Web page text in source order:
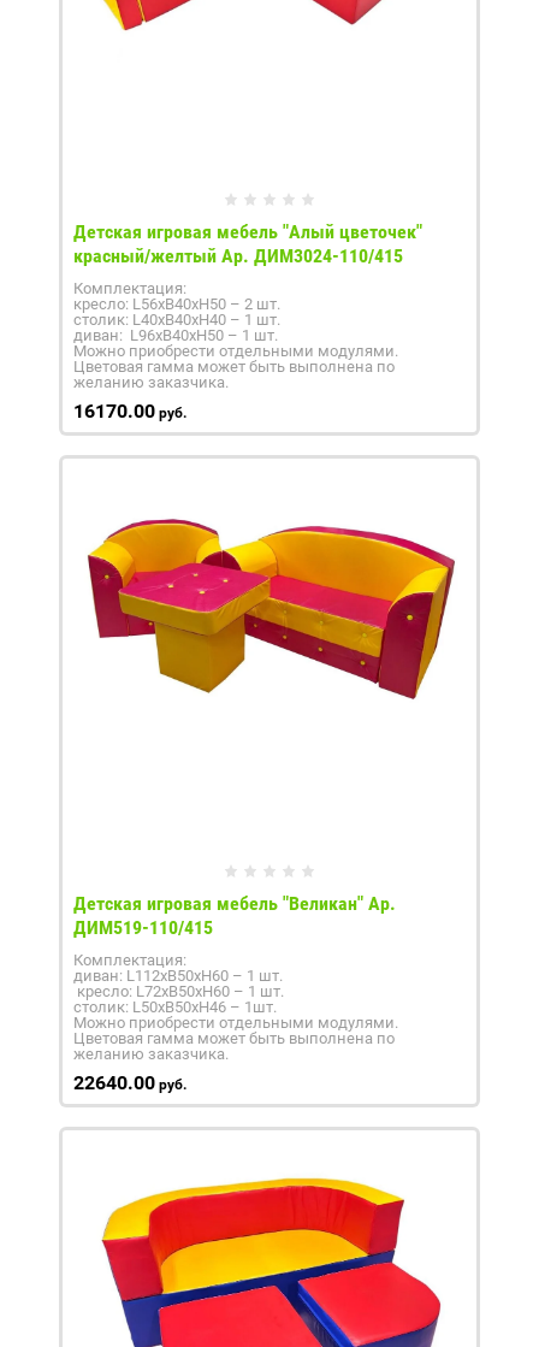
Детская игровая мебель "Алый цветочек"
красный/желтый Ар. ДИМ3024-110/415
Комплектация:
кресло: L56xB40xH50 – 2 шт.
столик: L40xB40xH40 – 1 шт.
диван: L96xB40xH50 – 1 шт.
Можно приобрести отдельными модулями.
Цветовая гамма может быть выполнена по
желанию заказчика.
16170.00 руб.
Детская игровая мебель "Великан" Ар.
ДИМ519-110/415
Комплектация:
диван: L112xB50xH60 – 1 шт.
кресло: L72xB50xH60 – 1 шт.
столик: L50xB50xH46 – 1шт.
Можно приобрести отдельными модулями.
Цветовая гамма может быть выполнена по
желанию заказчика.
22640.00 руб.